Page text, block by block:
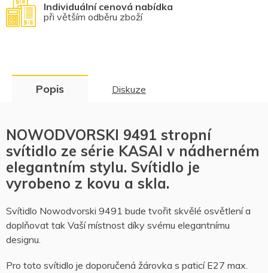
Individuální cenová nabídka
při větším odběru zboží
Popis Diskuze
NOWODVORSKI 9491 stropní
svítidlo ze série KASAI v nádherném
elegantním stylu. Svítidlo je
vyrobeno z kovu a skla.
Svítidlo Nowodvorski 9491 bude tvořit skvělé osvětlení a
doplňovat tak Vaší místnost díky svému elegantnímu
designu.
Pro toto svítidlo je doporučená žárovka s paticí E27 max.